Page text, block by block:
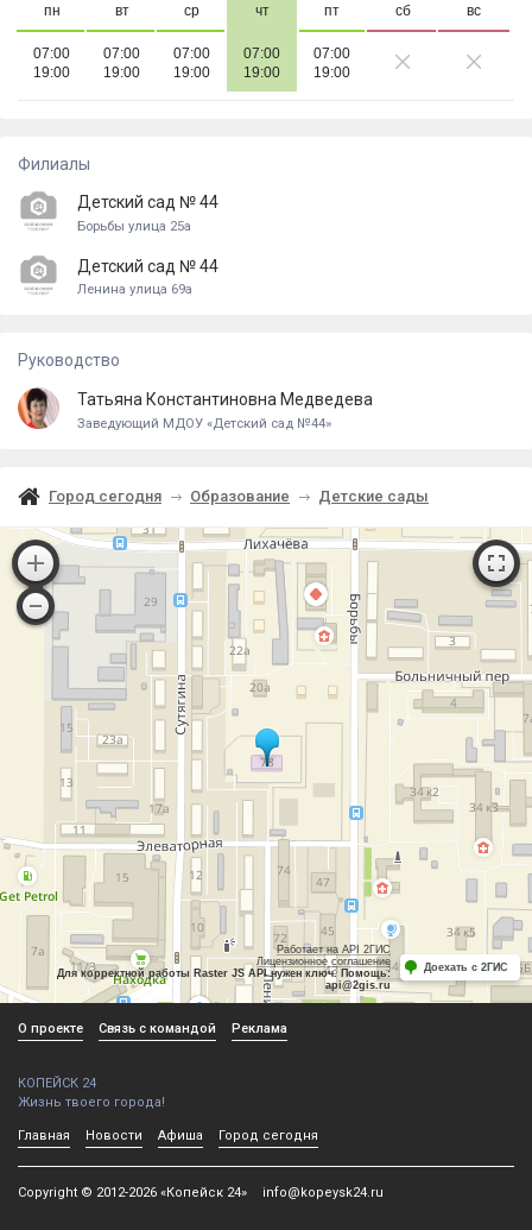
пн вт ср чт пт сб вс
07:00
19:00
07:00
19:00
07:00
19:00
07:00
19:00
07:00
19:00
Филиалы
Детский сад № 44
Борьбы улица 25а
Детский сад № 44
Ленина улица 69а
Руководство
Татьяна Константиновна Медведева
Заведующий МДОУ «Детский сад №44»
Город сегодня Образование Детские сады
Работает на API 2ГИС
Лицензионное соглашение
Для корректной работы Raster JS API нужен ключ. Помощь:
api@2gis.ru
Доехать с 2ГИС
О проекте Связь с командой Реклама
КОПЕЙСК 24
Жизнь твоего города!
Главная Новости Афиша Город сегодня
Copyright © 2012-2026 «Копейск 24» info@kopeysk24.ru